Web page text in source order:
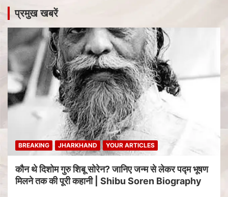
प्रमुख खबरें
BREAKING JHARKHAND YOUR ARTICLES
कौन थे दिशोम गुरु शिबू सोरेन? जानिए जन्म से लेकर पद्म भूषण
मिलने तक की पूरी कहानी | Shibu Soren Biography